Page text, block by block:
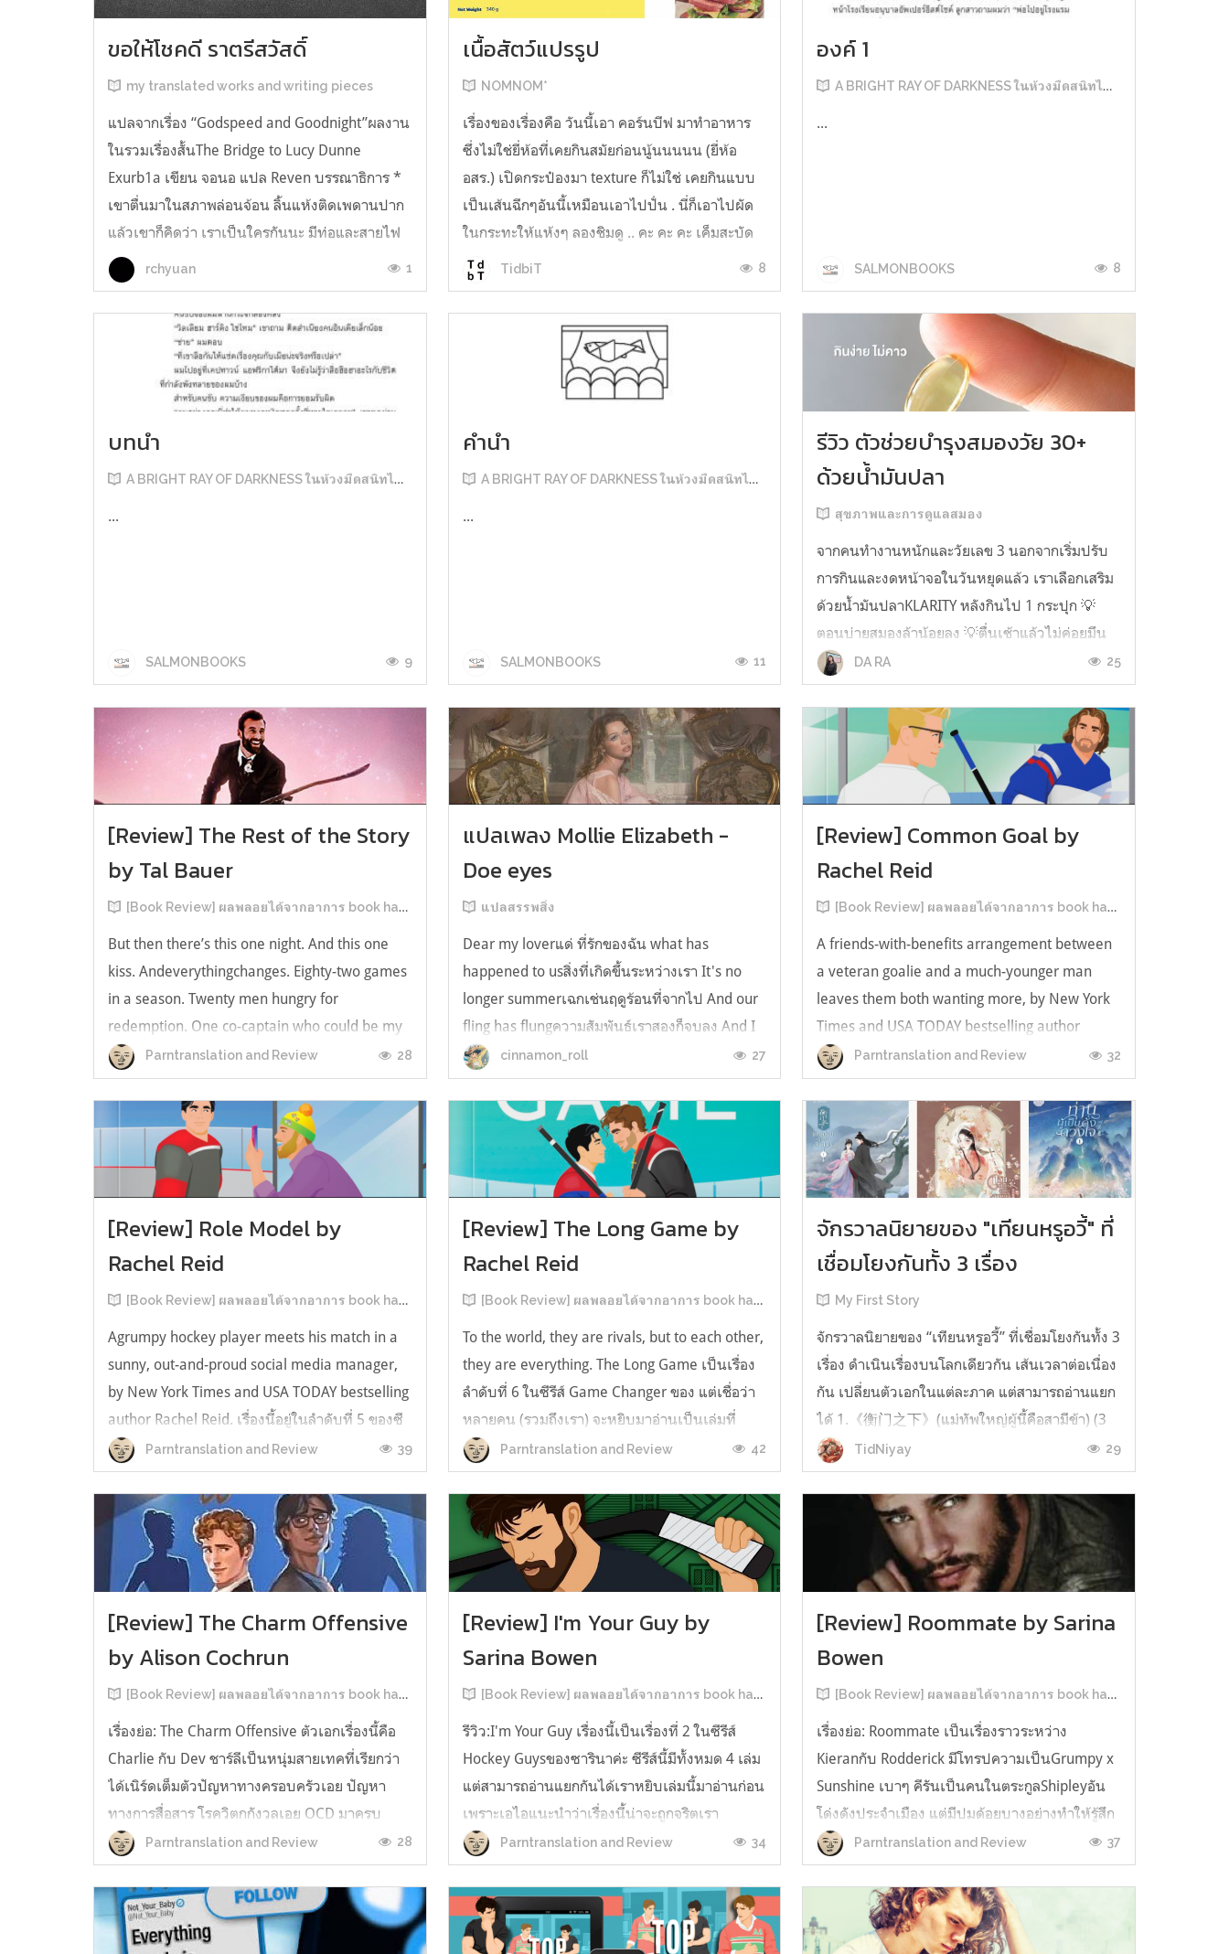
ขอให้โชคดี ราตรีสวัสดิ์
my translated works and writing pieces
แปลจากเรื่อง “Godspeed and Goodnight”ผลงาน
ในรวมเรื่องสั้นThe Bridge to Lucy Dunne
Exurb1a เขียน จอนอ แปล Reven บรรณาธิการ *
เขาตื่นมาในสภาพล่อนจ้อน ลิ้นแห้งติดเพดานปาก
แล้วเขาก็คิดว่า เราเป็นใครกันนะ มีท่อและสายไฟ
อยู่ในตัว เกิดความรู้สึกอยากฉี่ และแม้ตัวเขาจะ
เหยียดตรง ก็มีแต่ความมืดมิดอยู่เบื้องหน้...
rchyuan 1
เนื้อสัตว์แปรรูป
NOMNOM*
เรื่องของเรื่องคือ วันนี้เอา คอร์นบีฟ มาทำอาหาร
ซึ่งไม่ใช่ยี่ห้อที่เคยกินสมัยก่อนนู้นนนนน (ยี่ห้อ
อสร.) เปิดกระป๋องมา texture ก็ไม่ใช่ เคยกินแบบ
เป็นเส้นฉีกๆอันนี้เหมือนเอาไปปั่น . นี่ก็เอาไปผัด
ในกระทะให้แห้งๆ ลองชิมดู .. คะ คะ คะ เค็มสะบัด
O o" ... แบบใช้โควต้ากินโซเดียมทั้งสัปดาห์
ต้องหาผักนึ่ง ...
TidbiT 8
องค์ 1
A BRIGHT RAY OF DARKNESS ในห้วงมืดสนิทไม่มิดแสง
...
SALMONBOOKS 8
บทนำ
A BRIGHT RAY OF DARKNESS ในห้วงมืดสนิทไม่มิดแสง
...
SALMONBOOKS 9
คำนำ
A BRIGHT RAY OF DARKNESS ในห้วงมืดสนิทไม่มิดแสง
...
SALMONBOOKS 11
รีวิว ตัวช่วยบำรุงสมองวัย 30+
ด้วยน้ำมันปลา
สุขภาพและการดูแลสมอง
จากคนทำงานหนักและวัยเลข 3 นอกจากเริ่มปรับ
การกินและงดหน้าจอในวันหยุดแล้ว เราเลือกเสริม
ด้วยน้ำมันปลาKLARITY หลังกินไป 1 กระปุก 💡
ตอนบ่ายสมองล้าน้อยลง 💡ตื่นเช้าแล้วไม่ค่อยมึน
หัว 💡ไอเดียไม่ตัน ยิ่งทำงานสาย Content แนะนำ
ว่าควรมี ชอบตรงที่ไม่มีกลิ่นคาวเลย กินง่ายสุด
ตั้งแต่เคยกินน้ำมันปลามาเลย ใครที่เคยกิ...
DA RA 25
[Review] The Rest of the Story
by Tal Bauer
[Book Review] ผลพลอยได้จากอาการ book hangover หลังอ่านสารพัน MM Romance
But then there’s this one night. And this one
kiss. Andeverythingchanges. Eighty-two games
in a season. Twenty men hungry for
redemption. One co-captain who could be my
forever. This is the rest of the story. หลังอ่าน
แบบฟีลกู้ดติดๆ กันแล้ว เลยอยากได้ความแสบ
ทรวงในชีวิตบ้าง (หาเรื่อง!) เล่มนี้คู่หูเอ...
Parntranslation and Review 28
แปลเพลง Mollie Elizabeth -
Doe eyes
แปลสรรพสิ่ง
Dear my loverแด่ ที่รักของฉัน what has
happened to usสิ่งที่เกิดขึ้นระหว่างเรา It's no
longer summerเฉกเช่นฤดูร้อนที่จากไป And our
fling has flungความสัมพันธ์เราสองก็จบลง And I
still spin your recordsแต่ฉันยังเล่นเพลงโปรดของ
คุณบนแผ่นเสียงไวนิล And You still feel like
homeในใจฉัน ตัวตนคุณก็ยังอบอ...
cinnamon_roll 27
[Review] Common Goal by
Rachel Reid
[Book Review] ผลพลอยได้จากอาการ book hangover หลังอ่านสารพัน MM Romance
A friends-with-benefits arrangement between
a veteran goalie and a much-younger man
leaves them both wanting more, by New York
Times and USA TODAY bestselling author
Rachel Reid. เป็นเรื่องลำดับที่ 4ในซีรีส์ Game
Changer และเป็นเล่มที่ 4 ที่เราหยิบมาอ่าน ใน
ที่สุดลำดับเรื่องกับลำดับที่หยิบอ่านก็ตรงกั...
Parntranslation and Review 32
[Review] Role Model by
Rachel Reid
[Book Review] ผลพลอยได้จากอาการ book hangover หลังอ่านสารพัน MM Romance
Agrumpy hockey player meets his match in a
sunny, out-and-proud social media manager,
by New York Times and USA TODAY bestselling
author Rachel Reid. เรื่องนี้อยู่ในลำดับที่ 5 ของซี
รีส์ Game Changer แต่เป็นเรื่องที่ 3 ที่เราหยิบมา
อ่าน เพราะเห็นว่าเป็นเรื่องในไทม์ไลน์เดียวกันกับ
TheLong Game ประกอบกั...
Parntranslation and Review 39
[Review] The Long Game by
Rachel Reid
[Book Review] ผลพลอยได้จากอาการ book hangover หลังอ่านสารพัน MM Romance
To the world, they are rivals, but to each other,
they are everything. The Long Game เป็นเรื่อง
ลำดับที่ 6 ในซีรีส์ Game Changer ของ แต่เชื่อว่า
หลายคน (รวมถึงเรา) จะหยิบมาอ่านเป็นเล่มที่
2หลังจากอ่าน Heated Rivalry มา555 เรื่องย่อ:
The Long Game เล่ม Long Game นี่จะเป็น
ประมาณ2 ปีหลังจาก HR จะดำเนินเ...
Parntranslation and Review 42
จักรวาลนิยายของ "เทียนหรูอวี้" ที่
เชื่อมโยงกันทั้ง 3 เรื่อง
My First Story
จักรวาลนิยายของ “เทียนหรูอวี้” ที่เชื่อมโยงกันทั้ง 3
เรื่อง ดำเนินเรื่องบนโลกเดียวกัน เส้นเวลาต่อเนื่อง
กัน เปลี่ยนตัวเอกในแต่ละภาค แต่สามารถอ่านแยก
ได้ 1.《衡门之下》(แม่ทัพใหญ่ผู้นี้คือสามีข้า) (3
เล่มจบ) เป็นเรื่องที่เกิดก่อน เล่าเรื่องของ ฝูถิง กับ
หลี่ชีฉือ ที่ต้องแต่งงานกันก่อนจะใช้ชีวิตห่างไกล
TidNiyay 29
[Review] The Charm Offensive
by Alison Cochrun
[Book Review] ผลพลอยได้จากอาการ book hangover หลังอ่านสารพัน MM Romance
เรื่องย่อ: The Charm Offensive ตัวเอกเรื่องนี้คือ
Charlie กับ Dev ชาร์ลีเป็นหนุ่มสายเทคที่เรียกว่า
ได้เนิร์ดเต็มตัวปัญหาทางครอบครัวเอย ปัญหา
ทางการสื่อสาร โรควิตกกังวลเอย OCD มาครบ
เรียกได้ว่าครบองค์ประกอบความโอตะ เขาทั้งไม่
เชื่อในรักแท้ ไม่เคยมีความสัมพันธ์ในเชิงโรแมนติก
กับใคร หรืออาจเรียกว่าไม่เคยรู...
Parntranslation and Review 28
[Review] I'm Your Guy by
Sarina Bowen
[Book Review] ผลพลอยได้จากอาการ book hangover หลังอ่านสารพัน MM Romance
รีวิว:I'm Your Guy เรื่องนี้เป็นเรื่องที่ 2 ในซีรีส์
Hockey Guysของซารินาค่ะ ซีรีส์นี้มีทั้งหมด 4 เล่ม
แต่สามารถอ่านแยกกันได้เราหยิบเล่มนี้มาอ่านก่อน
เพราะเอไอแนะนำว่าเรื่องนี้น่าจะถูกจริตเรา
มากกว่า555 เรื่องนี้เป็นเรื่องราวของ TOMMASO
นักกีฬาฮอกกี้ NHL กับ Carter มัณฑนากรมือฉมัง
ทอมมาโซเพิ่งโดนเทร...
Parntranslation and Review 34
[Review] Roommate by Sarina
Bowen
[Book Review] ผลพลอยได้จากอาการ book hangover หลังอ่านสารพัน MM Romance
เรื่องย่อ: Roommate เป็นเรื่องราวระหว่าง
Kieranกับ Rodderick มีโทรปความเป็นGrumpy x
Sunshine เบาๆ คีรันเป็นคนในตระกูลShipleyอัน
โด่งดังประจำเมือง แต่มีปมด้อยบางอย่างทำให้รู้สึก
ว่าพ่อรักพี่ชายมากกว่าตัวเองเสมอ จึงดิ้นรนอยาก
ออกมาอยู่คนเดียวเพื่อให้หลุดจากอิทธิพลของที่
บ้าน และไล่ตามความฝันการเป็นกราฟฟิ...
Parntranslation and Review 37